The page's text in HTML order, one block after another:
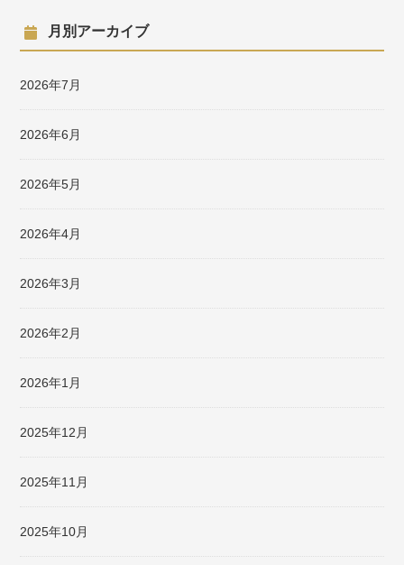
月別アーカイブ
2026年7月
2026年6月
2026年5月
2026年4月
2026年3月
2026年2月
2026年1月
2025年12月
2025年11月
2025年10月